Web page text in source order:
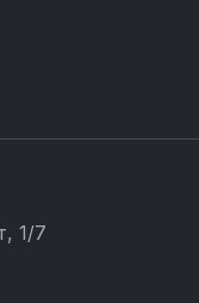
1/7